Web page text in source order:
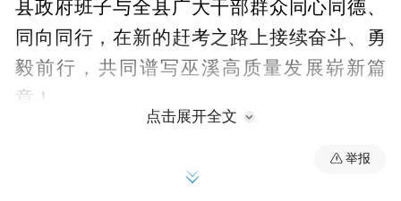
县政府班子与全县广大干部群众同心同德、
同向同行，在新的赶考之路上接续奋斗、勇
毅前行，共同谱写巫溪高质量发展崭新篇
章！
点击展开全文
举报